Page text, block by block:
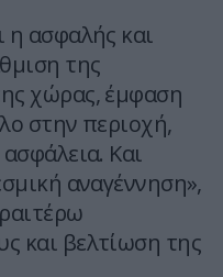
η ασφαλής και
της
χώρας, έμφαση
στην περιοχή,
Και
αναγέννηση»,
και βελτίωση της